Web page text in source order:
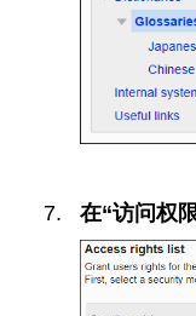
在“访问权